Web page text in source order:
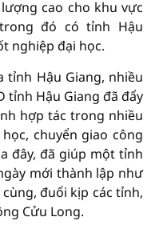
cao cho khu vực
đó có tỉnh Hậu
nghiệp đại học.
tỉnh Hậu Giang, nhiều
tỉnh Hậu Giang đã đẩy
hợp tác trong nhiều
chuyển giao công
đây, đã giúp một tỉnh
mới thành lập như
đuổi kịp các tỉnh,
Cửu Long.